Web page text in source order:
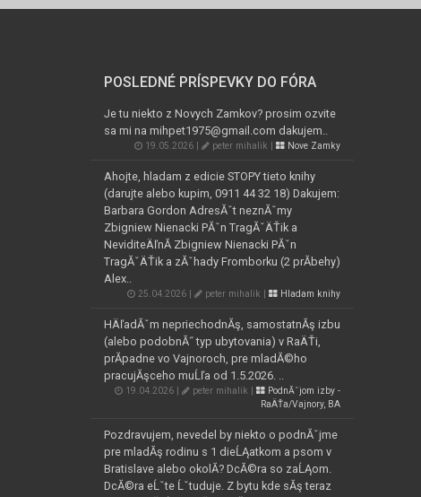
POSLEDNÉ PRÍSPEVKY DO FÓRA
Je tu niekto z Novych Zamkov? prosim ozvite
sa mi na mihpet1975@gmail.com dakujem..
19.05.2026 | peter mihalik | Nove Zamky
Ahojte, hladam z edicie STOPY tieto knihy
(darujte alebo kupim, 0911 44 32 18) Dakujem:
Barbara Gordon AdresĂˇt neznĂˇmy
Zbigniew Nienacki PĂˇn TragĂˇÄŤik a
NeviditeÄľnĂ­ Zbigniew Nienacki PĂˇn
TragĂˇÄŤik a zĂˇhady Fromborku (2 prĂ­behy)
Alex..
25.04.2026 | peter mihalik | Hladam knihy
HÄľadĂˇm nepriechodnĂş, samostatnĂş izbu
(alebo podobnĂ˝ typ ubytovania) v RaÄŤi,
prĂ­padne vo Vajnoroch, pre mladĂ©ho
pracujĂşceho muĹľa od 1.5.2026. ..
19.04.2026 | peter mihalik |
PodnĂˇjom izby -
RaÄŤa/Vajnory, BA
Pozdravujem, nevedel by niekto o podnĂˇjme
pre mladĂş rodinu s 1 dieĹĄatkom a psom v
Bratislave alebo okolĂ­? DcĂ©ra so zaĹĄom.
DcĂ©ra eĹˇte Ĺˇtuduje. Z bytu kde sĂş teraz